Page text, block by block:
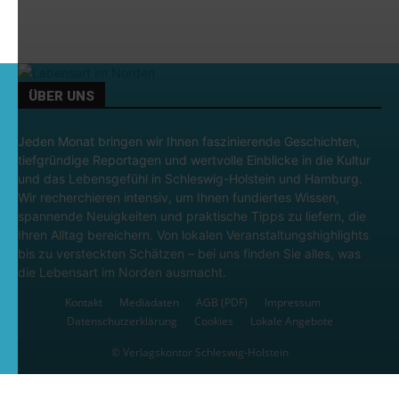
ÜBER UNS
Jeden Monat bringen wir Ihnen faszinierende Geschichten,
tiefgründige Reportagen und wertvolle Einblicke in die Kultur
und das Lebensgefühl in Schleswig-Holstein und Hamburg.
Wir recherchieren intensiv, um Ihnen fundiertes Wissen,
spannende Neuigkeiten und praktische Tipps zu liefern, die
Ihren Alltag bereichern. Von lokalen Veranstaltungshighlights
bis zu versteckten Schätzen – bei uns finden Sie alles, was
die Lebensart im Norden ausmacht.
Kontakt
Mediadaten AGB (PDF)
Impressum
Datenschutzerklärung
Cookies Lokale Angebote
© Verlagskontor Schleswig-Holstein